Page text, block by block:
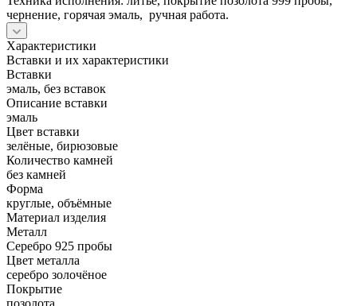
чернение, горячая эмаль, ручная работа.
Характеристики
Вставки и их характеристики
Вставки
эмаль, без вставок
Описание вставки
эмаль
Цвет вставки
зелёные, бирюзовые
Количество камней
без камней
Форма
круглые, объёмные
Материал изделия
Металл
Серебро 925 пробы
Цвет металла
серебро золочёное
Покрытие
позолота